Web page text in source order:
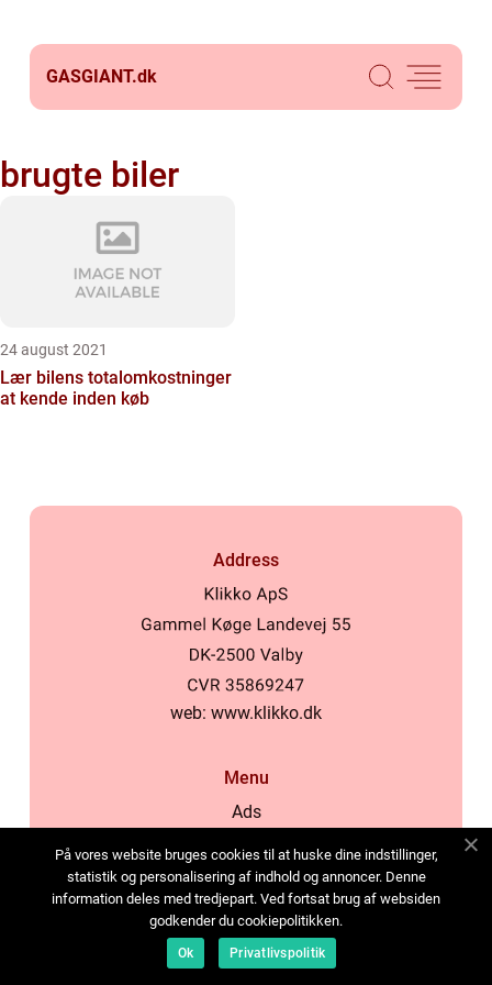
GASGIANT.dk
brugte biler
24 august 2021
Lær bilens totalomkostninger
at kende inden køb
Address
web: www.klikko.dk
Menu
Ads
Cookies
Contact
Sitemap
På vores website bruges cookies til at huske dine indstillinger,
statistik og personalisering af indhold og annoncer. Denne
information deles med tredjepart. Ved fortsat brug af websiden
godkender du cookiepolitikken.
Ok Privatlivspolitik